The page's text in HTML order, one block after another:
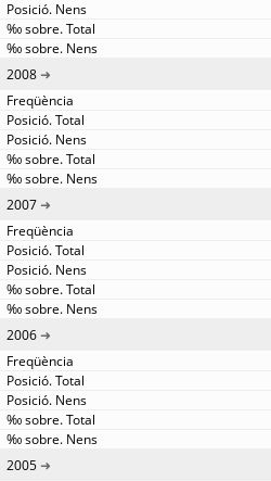
2008
2007
2006
2005